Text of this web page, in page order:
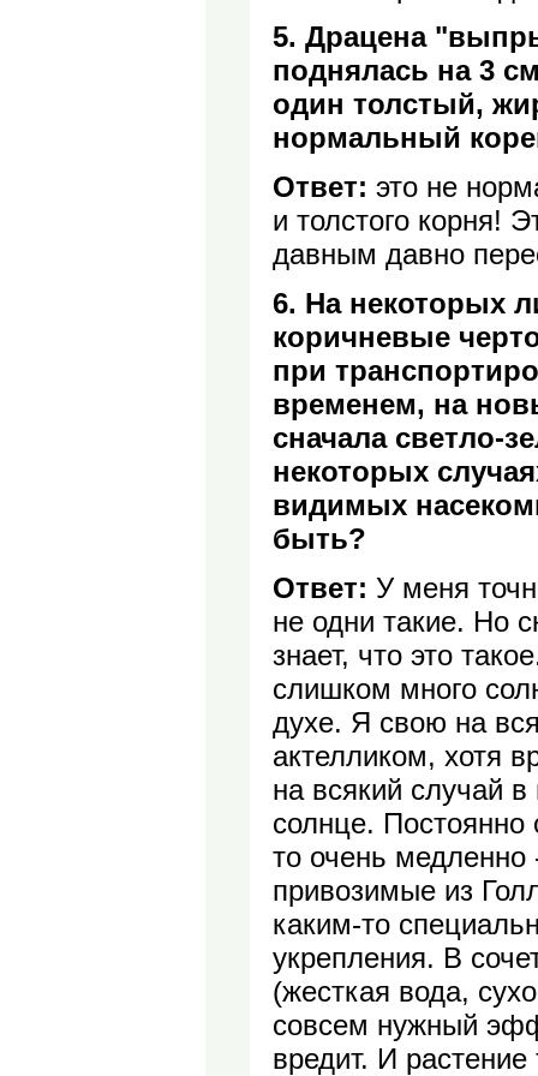
5. Драцена
поднялась на 3
один толстый,
нормальный
Ответ: это не
и толстого корня!
давным давно
6. На некоторых
коричневые
при
временем, на
сначала светло-
некоторых
видимых
быть?
Ответ: У меня
не одни такие. Но
знает, что это
слишком много
духе. Я свою на
актелликом, хотя
на всякий случай
солнце.
то очень
привозимые из
каким-то
укрепления. В
(жесткая вода,
совсем нужный
вредит. И